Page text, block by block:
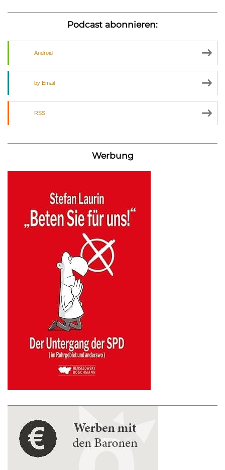
Podcast abonnieren:
Android
by Email
RSS
Werbung